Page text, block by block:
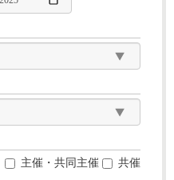
主催・共同主催 共催